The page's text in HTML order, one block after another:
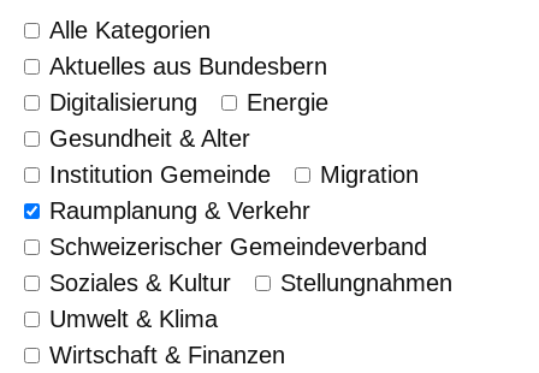
Alle Kategorien
Aktuelles aus Bundesbern
Digitalisierung
Energie
Gesundheit & Alter
Institution Gemeinde
Migration
Raumplanung & Verkehr
Schweizerischer Gemeinde­verband
Soziales & Kultur
Stellungnahmen
Umwelt & Klima
Wirtschaft & Finanzen